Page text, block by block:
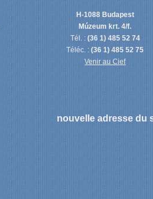
H-1088 Budapest
Múzeum krt. 4/f.
Tél. : (36 1) 485 52 74
Téléc. :(36 1) 485 52 75
Venir au Cief
nouvelle adresse du